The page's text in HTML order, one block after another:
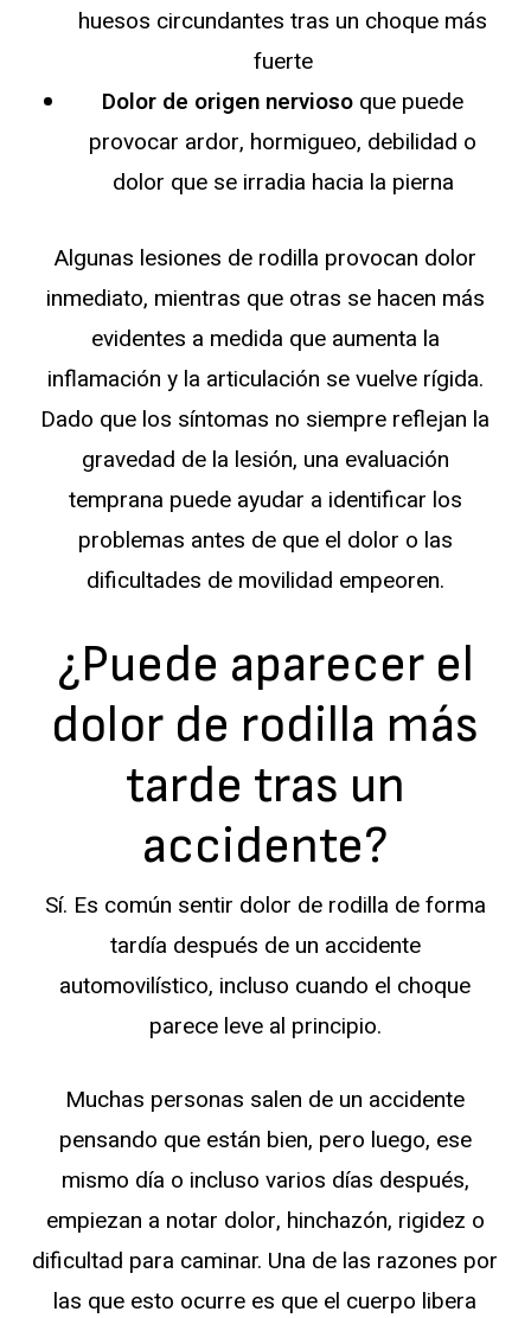
huesos circundantes tras un choque más
fuerte
Dolor de origen nervioso que puede
provocar ardor, hormigueo, debilidad o
dolor que se irradia hacia la pierna
Algunas lesiones de rodilla provocan dolor
inmediato, mientras que otras se hacen más
evidentes a medida que aumenta la
inflamación y la articulación se vuelve rígida.
Dado que los síntomas no siempre reflejan la
gravedad de la lesión, una evaluación
temprana puede ayudar a identificar los
problemas antes de que el dolor o las
dificultades de movilidad empeoren.
¿Puede aparecer el
dolor de rodilla más
tarde tras un
accidente?
Sí. Es común sentir dolor de rodilla de forma
tardía después de un accidente
automovilístico, incluso cuando el choque
parece leve al principio.
Muchas personas salen de un accidente
pensando que están bien, pero luego, ese
mismo día o incluso varios días después,
empiezan a notar dolor, hinchazón, rigidez o
dificultad para caminar. Una de las razones por
las que esto ocurre es que el cuerpo libera